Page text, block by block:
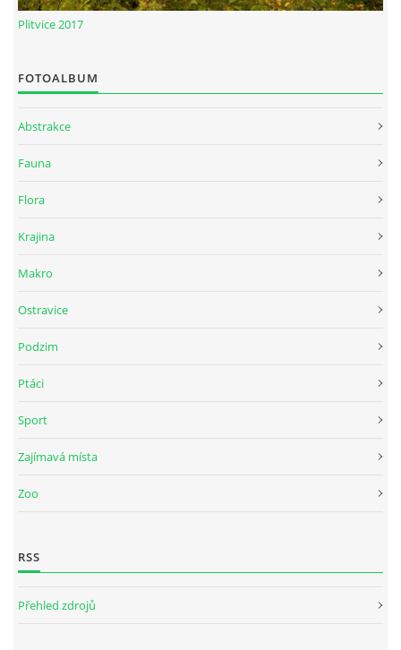
Plitvice 2017
FOTOALBUM
Abstrakce
Fauna
Flora
Krajina
Makro
Ostravice
Podzim
Ptáci
Sport
Zajímavá místa
Zoo
RSS
Přehled zdrojů